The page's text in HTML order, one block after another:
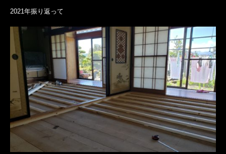
2021年振り返って